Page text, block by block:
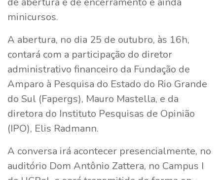
minicursos.
A abertura, no dia 25 de outubro, às 16h,
contará com a participação do diretor
administrativo financeiro da Fundação de
Amparo à Pesquisa do Estado do Rio Grande
do Sul (Fapergs), Mauro Mastella, e da
diretora do Instituto Pesquisas de Opinião
(IPO), Elis Radmann.
A conversa irá acontecer presencialmente, no
auditório Dom Antônio Zattera, no Campus I